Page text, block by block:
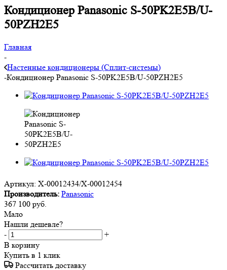
Кондиционер Panasonic S-50PK2E5B/U-
50PZH2E5
Главная
-
Настенные кондиционеры (Сплит-системы)
-Кондиционер Panasonic S-50PK2E5B/U-50PZH2E5
Артикул: X-00012434/X-00012454
Производитель: Panasonic
367 100 руб.
Мало
Нашли дешевле?
-
+
В корзину
Купить в 1 клик
Рассчитать доставку